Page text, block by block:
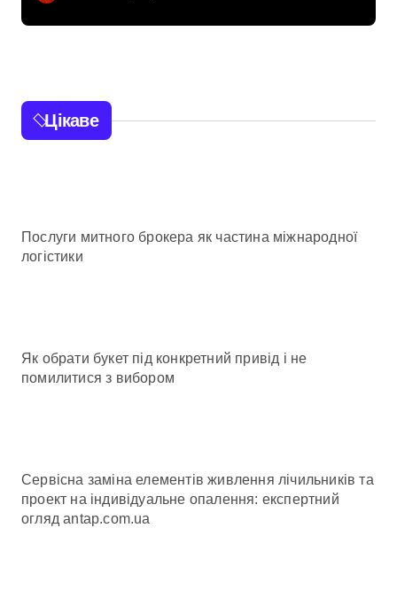
Цікаве
Послуги митного брокера як частина міжнародної
логістики
Як обрати букет під конкретний привід і не
помилитися з вибором
Сервісна заміна елементів живлення лічильників та
проект на індивідуальне опалення: експертний
огляд antap.com.ua